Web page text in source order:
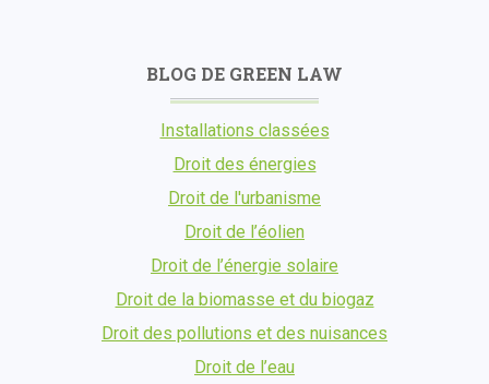
BLOG DE GREEN LAW
Installations classées
Droit des énergies
Droit de l'urbanisme
Droit de l’éolien
Droit de l’énergie solaire
Droit de la biomasse et du biogaz
Droit des pollutions et des nuisances
Droit de l’eau